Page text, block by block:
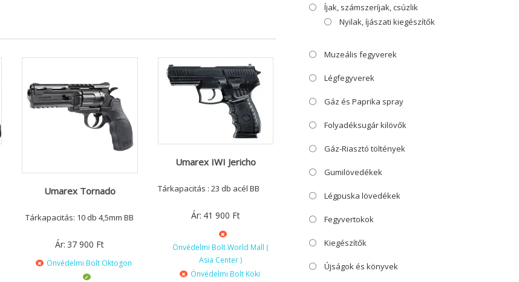
Umarex Tornado
Tárkapacitás: 10 db 4,5mm BB
Ár: 37 900 Ft
Önvédelmi Bolt Oktogon
Umarex IWI Jericho
Tárkapacitás : 23 db acél BB
Ár: 41 900 Ft
Önvédelmi Bolt World Mall (
Asia Center )
Önvédelmi Bolt Köki
Íjak, számszeríjak, csúzlik
Nyilak, íjászati kiegészítők
Muzeális fegyverek
Légfegyverek
Gáz és Paprika spray
Folyadéksugár kilövők
Gáz-Riasztó töltények
Gumilövedékek
Légpuska lövedékek
Fegyvertokok
Kiegészítők
Újságok és könyvek